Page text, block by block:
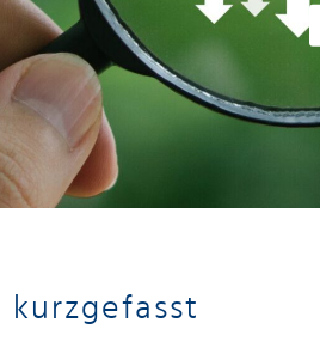
kurzgefasst